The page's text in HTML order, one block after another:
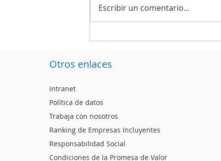
Encuestas electorales:
Escribir un comentario...
Otros enlaces
Intranet
Política de datos
Trabaja con nosotros
Ranking de Empresas Incluyentes
Responsabilidad Social
Condiciones de la Promesa de Valor